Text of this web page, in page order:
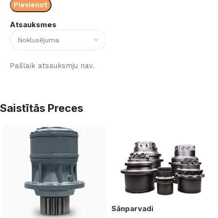
Atsauksmes
Pašlaik atsauksmju nav.
Saistītās Preces
Sānparvadi